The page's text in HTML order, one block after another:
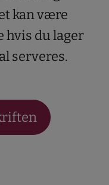
kan være
hvis du lager
serveres.